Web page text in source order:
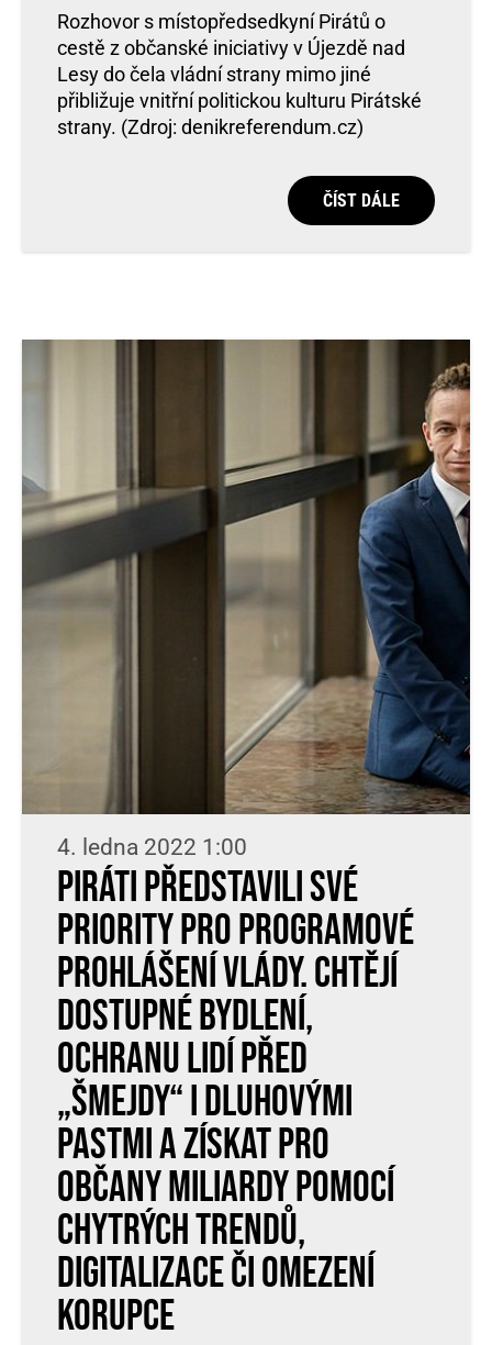
Rozhovor s místopředsedkyní Pirátů o
cestě z občanské iniciativy v Újezdě nad
Lesy do čela vládní strany mimo jiné
přibližuje vnitřní politickou kulturu Pirátské
strany. (Zdroj: denikreferendum.cz)
ČÍST DÁLE
4. ledna 2022 1:00
Piráti představili své
priority pro programové
prohlášení vlády. Chtějí
dostupné bydlení,
ochranu lidí před
„šmejdy“ i dluhovými
pastmi a získat pro
občany miliardy pomocí
chytrých trendů,
digitalizace či omezení
korupce